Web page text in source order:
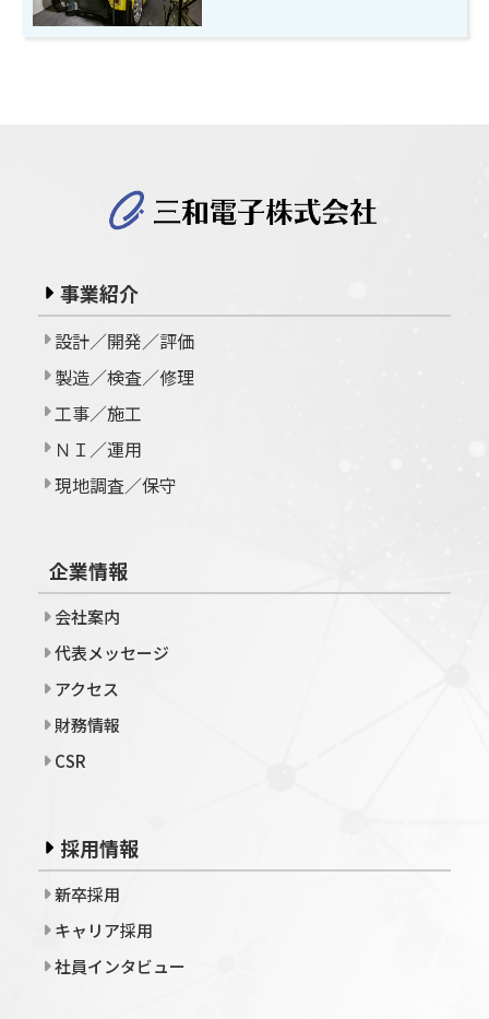
事業紹介
設計／開発／評価
製造／検査／修理
工事／施工
ＮＩ／運用
現地調査／保守
企業情報
会社案内
代表メッセージ
アクセス
財務情報
CSR
採用情報
新卒採用
キャリア採用
社員インタビュー